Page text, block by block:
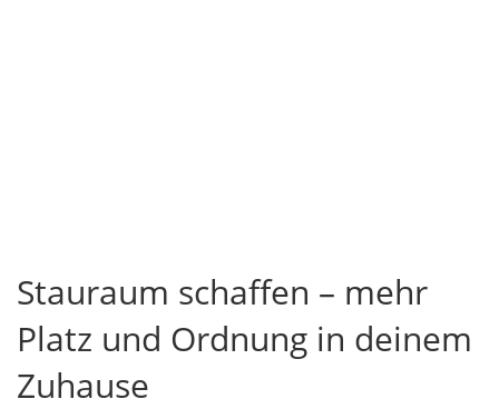
Stauraum schaffen – mehr
Platz und Ordnung in deinem
Zuhause